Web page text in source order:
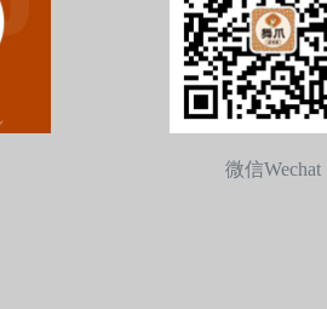
微信Wechat